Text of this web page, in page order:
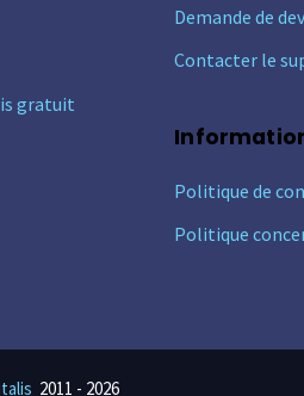
gratuit
Demande de
Contacter le
Politique de
Politique
2011 - 2026